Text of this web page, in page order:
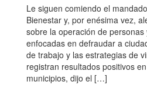
Le siguen comiendo el
Bienestar y, por enésima vez,
sobre la operación de
enfocadas en defraudar a
de trabajo y las estrategias de
registran resultados positivos
municipios, dijo el […]